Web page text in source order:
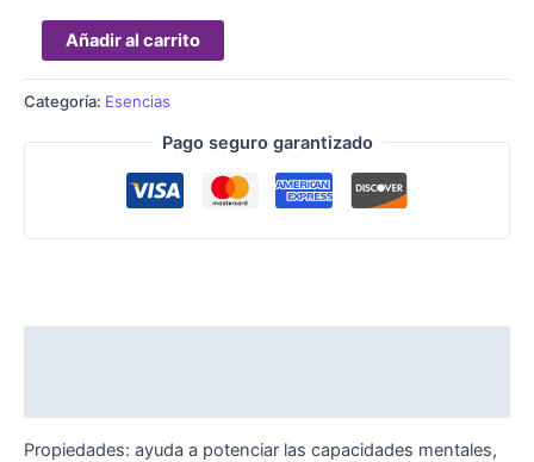
Añadir al carrito
Categoría: Esencias
Pago seguro garantizado
Propiedades: ayuda a potenciar las capacidades mentales,